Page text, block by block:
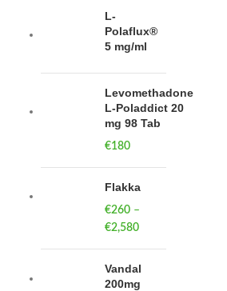
L-
Polaflux®
5 mg/ml
Levomethadone
L-Poladdict 20
mg 98 Tab
€180
Flakka
€260 –
€2,580
€260
through
Vandal
200mg